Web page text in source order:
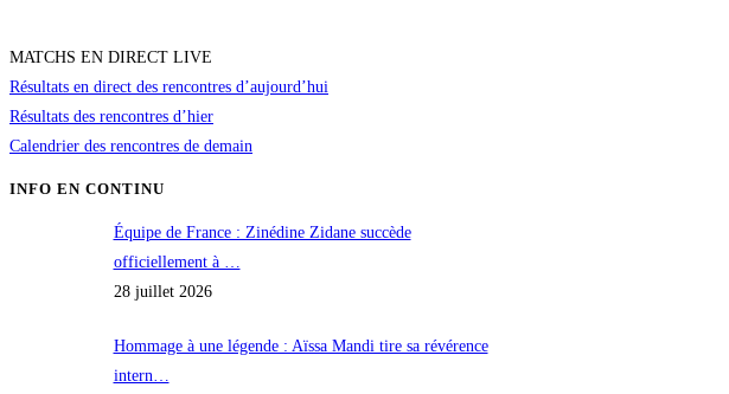
MATCHS EN DIRECT LIVE
Résultats en direct des rencontres d’aujourd’hui
Résultats des rencontres d’hier
Calendrier des rencontres de demain
INFO EN CONTINU
Équipe de France : Zinédine Zidane succède
officiellement à …
28 juillet 2026
Hommage à une légende : Aïssa Mandi tire sa révérence
intern…